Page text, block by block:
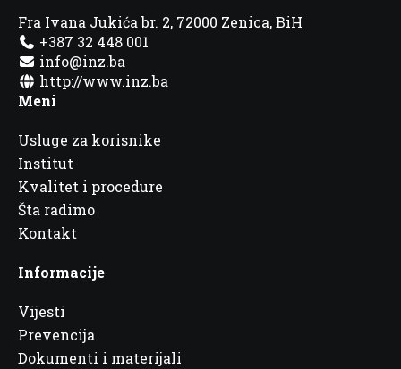
Fra Ivana Jukića br. 2, 72000 Zenica, BiH
+387 32 448 001
info@inz.ba
http://www.inz.ba
Meni
Usluge za korisnike
Institut
Kvalitet i procedure
Šta radimo
Kontakt
Informacije
Vijesti
Prevencija
Dokumenti i materijali